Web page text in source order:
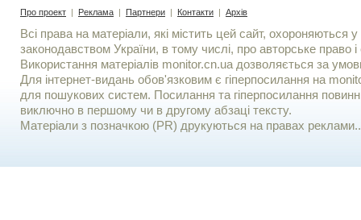
Про проект | Реклама | Партнери | Контакти | Архів
Всі права на матеріали, які містить цей сайт, охороняються у
законодавством України, в тому числі, про авторське право і
Використання матерiалiв monitor.cn.ua дозволяється за
Для iнтернет-видань обов'язковим є гiперпосилання на
для пошукових систем. Посилання та гіперпосилання
виключно в першому чи в другому абзаці тексту.
Матеріали з позначкою (PR) друкуються на правах реклами..